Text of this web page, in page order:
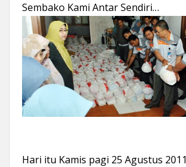
Sembako Kami Antar Sendiri…
Hari itu Kamis pagi 25 Agustus 2011